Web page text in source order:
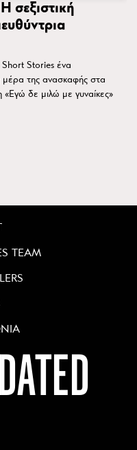
σεξιστική
Short Stories ένα
μέρα της ανασκαφής στα
δε μιλώ με γυναίκες»
TEAM